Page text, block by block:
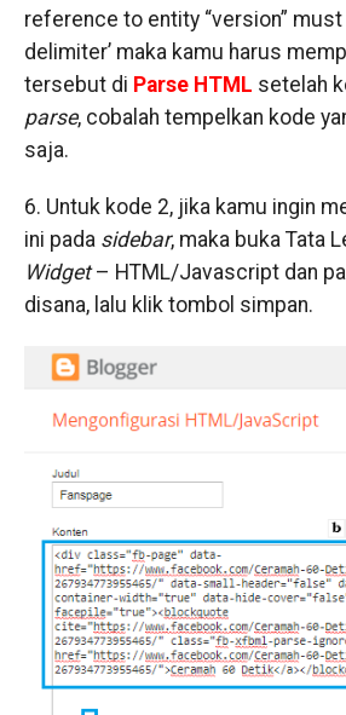
reference to entity “version” must
delimiter’ maka kamu harus
tersebut di Parse HTML setelah
parse, cobalah tempelkan kode
saja.
6. Untuk kode 2, jika kamu ingin
ini pada sidebar, maka buka Tata
Widget– HTML/Javascript dan
disana, lalu klik tombol simpan.